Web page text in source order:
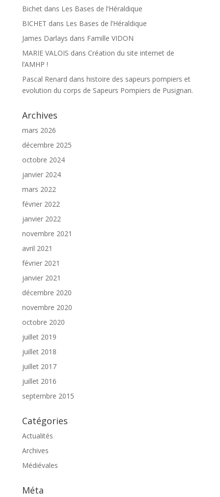
Bichetdans Les Bases de l’Héraldique
BICHET dans Les Bases de l’Héraldique
James Darlays dans Famille VIDON
MARIE VALOIS dans Création du site internet de
l’AMHP !
Pascal Renard dans histoire des sapeurs pompiers et
evolution du corps de Sapeurs Pompiers de Pusignan.
Archives
mars 2026
décembre 2025
octobre 2024
janvier 2024
mars 2022
février 2022
janvier 2022
novembre 2021
avril 2021
février 2021
janvier 2021
décembre 2020
novembre 2020
octobre 2020
juillet 2019
juillet 2018
juillet 2017
juillet 2016
septembre 2015
Catégories
Actualités
Archives
Médiévales
Méta